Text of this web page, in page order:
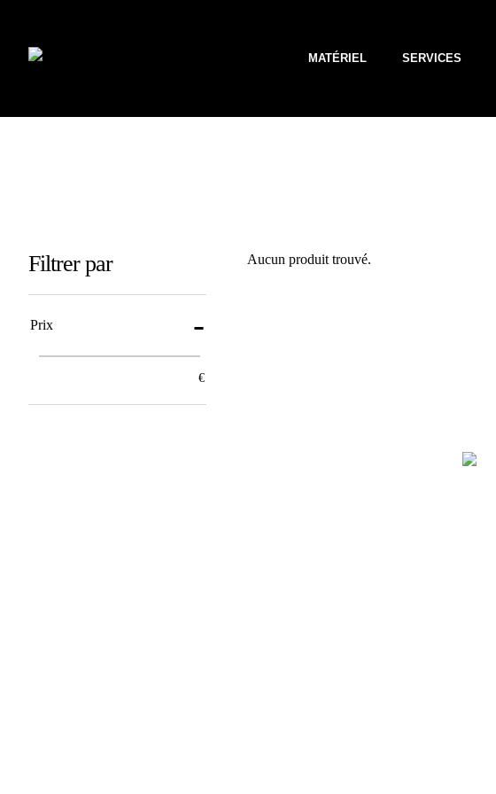
MATÉRIEL SERVICES
Filtrer par
Prix
€
Aucun produit trouvé.